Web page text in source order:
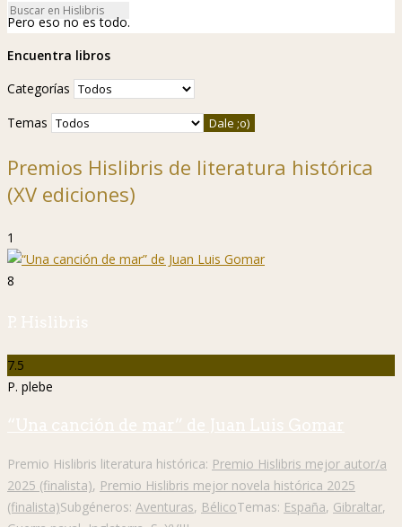
Pero eso no es todo.
Encuentra libros
Categorías
Temas
Premios Hislibris de literatura histórica
(XV ediciones)
1
8
P. Hislibris
7.5
P. plebe
“Una canción de mar” de Juan Luis Gomar
Premio Hislibris literatura histórica: Premio Hislibris mejor autor/a
2025 (finalista), Premio Hislibris mejor novela histórica 2025
(finalista)Subgéneros: Aventuras, BélicoTemas: España, Gibraltar,